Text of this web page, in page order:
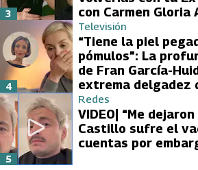
con Carmen Gloria
3
Televisión
“Tiene la piel
pómulos”: La
de Fran García-
extrema delgadez
4
Redes
VIDEO| “Me
Castillo sufre el
cuentas por
5